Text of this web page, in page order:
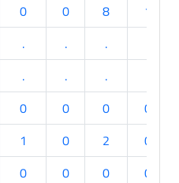
0 0 8
1
. . .
. . .
0 0 0
0
1 0 2
0
0 0 0
0